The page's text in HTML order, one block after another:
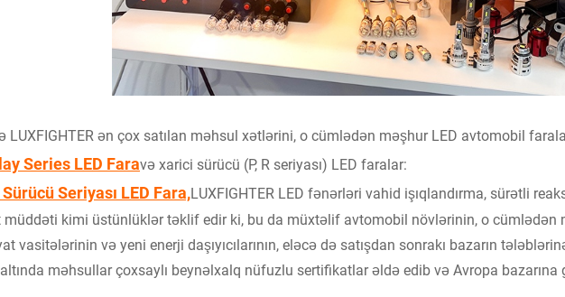
LUXFIGHTER ən çox satılan məhsul xətlərini, o cümlədən məşhur LED avtomobil
Series LED Faravə xarici sürücü (P, R seriyası) LED faralar:
Seriyası LED Fara,LUXFIGHTER LED fənərləri vahid işıqlandırma, sürətli
müddəti kimi üstünlüklər təklif edir ki, bu da müxtəlif avtomobil növlərinin, o cümlədən
vasitələrinin və yeni enerji daşıyıcılarının, eləcə də satışdan sonrakı bazarın
məhsullar çoxsaylı beynəlxalq nüfuzlu sertifikatlar əldə edib və Avropa bazarına